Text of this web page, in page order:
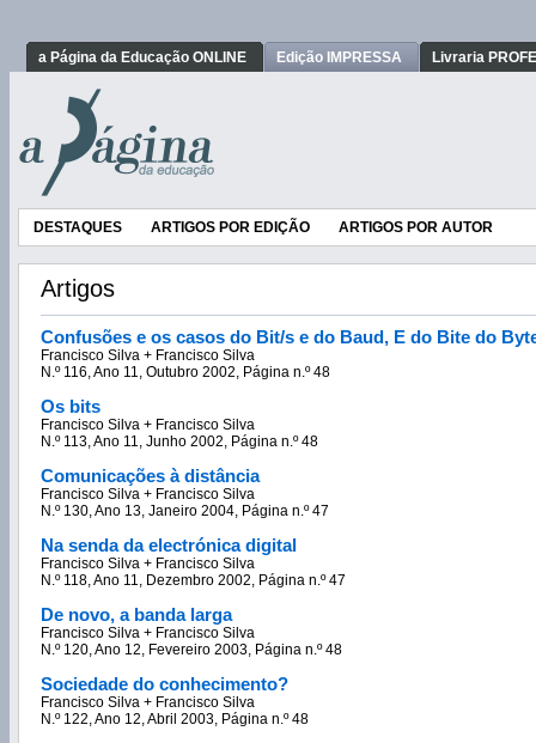
a Página da Educação ONLINE Edição IMPRESSA Livraria
DESTAQUES ARTIGOS POR EDIÇÃO ARTIGOS POR AUTOR
Artigos
Confusões e os casos do Bit/s e do Baud, E do Bite do
Francisco Silva + Francisco Silva
N.º 116, Ano 11, Outubro 2002, Página n.º 48
Os bits
Francisco Silva + Francisco Silva
N.º 113, Ano 11, Junho 2002, Página n.º 48
Comunicações à distância
Francisco Silva + Francisco Silva
N.º 130, Ano 13, Janeiro 2004, Página n.º 47
Na senda da electrónica digital
Francisco Silva + Francisco Silva
N.º 118, Ano 11, Dezembro 2002, Página n.º 47
De novo, a banda larga
Francisco Silva + Francisco Silva
N.º 120, Ano 12, Fevereiro 2003, Página n.º 48
Sociedade do conhecimento?
Francisco Silva + Francisco Silva
N.º 122, Ano 12, Abril 2003, Página n.º 48